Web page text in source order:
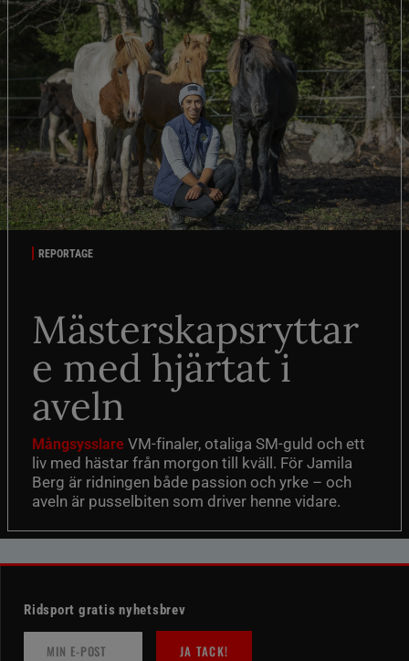
REPORTAGE
Mästerskapsryttar
e med hjärtat i
aveln
Mångsysslare VM-finaler, otaliga SM-guld och ett
liv med hästar från morgon till kväll. För Jamila
Berg är ridningen både passion och yrke – och
aveln är pusselbiten som driver henne vidare.
Ridsport gratis nyhetsbrev
JA TACK!